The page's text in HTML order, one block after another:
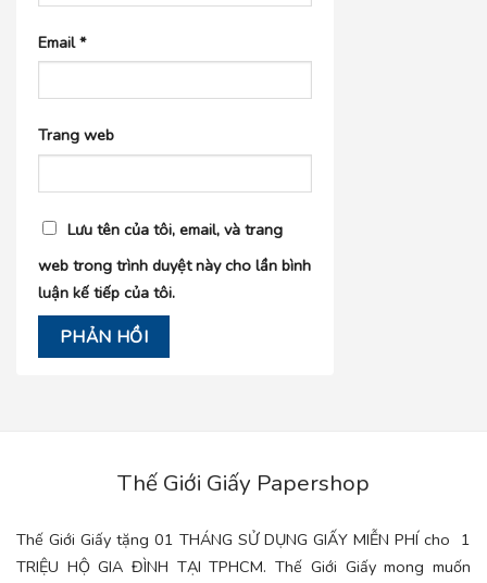
Email*
Trang web
Lưu tên của tôi, email, và trang
web trong trình duyệt này cho lần bình
luận kế tiếp của tôi.
Thế Giới Giấy Papershop
Thế Giới Giấy tặng 01 THÁNG SỬ DỤNG GIẤY MIỄN PHÍ cho 1
TRIỆU HỘ GIA ĐÌNH TẠI TPHCM. Thế Giới Giấy mong muốn